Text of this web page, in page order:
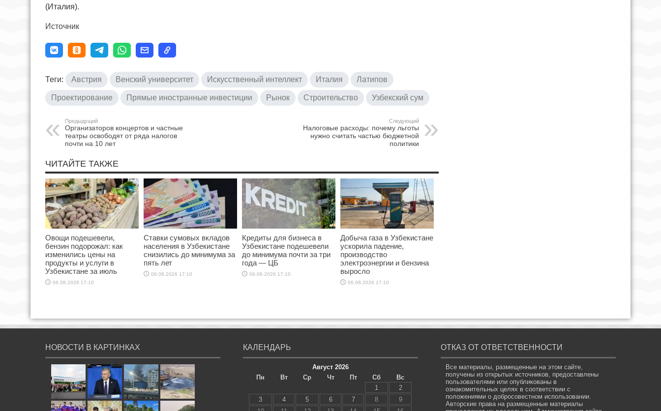
(Италия).
Источник
Теги: Австрия Венский университет Искусственный интеллект Италия Латипов
Проектирование Прямые иностранные инвестиции Рынок Строительство Узбекский сум
Предыдущий
Организаторов концертов и частные
театры освободят от ряда налогов
почти на 10 лет
Следующий
Налоговые расходы: почему льготы
нужно считать частью бюджетной
политики
ЧИТАЙТЕ ТАКЖЕ
Овощи подешевели,
бензин подорожал: как
изменились цены на
продукты и услуги в
Узбекистане за июль
06.08.2026 17:10
Ставки сумовых вкладов
населения в Узбекистане
снизились до минимума за
пять лет
06.08.2026 17:10
Кредиты для бизнеса в
Узбекистане подешевели
до минимума почти за три
года — ЦБ
06.08.2026 17:10
Добыча газа в Узбекистане
ускорила падение,
производство
электроэнергии и бензина
выросло
06.08.2026 17:10
НОВОСТИ В КАРТИНКАХ КАЛЕНДАРЬ
Август 2026
Пн
Вт Ср Чт Пт Сб
Вс
1
2
3
4 5 6 7 8
9
ОТКАЗ ОТ ОТВЕТСТВЕННОСТИ
Все материалы, размещенные на этом сайте,
получены из открытых источников, предоставлены
пользователями или опубликованы в
ознакомительных целях в соответствии с
положениями о добросовестном использовании.
Авторские права на размещенные материалы